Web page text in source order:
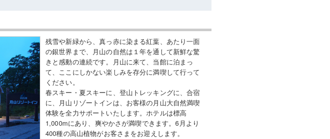
残雪や新緑から、真っ赤に染まる紅葉、あたり一面
の銀世界まで、月山の自然は１年を通して新鮮な驚
きと感動の連続です。月山に来て、当館に泊まっ
て、ここにしかない楽しみを存分に満喫して行って
ください。
春スキー・夏スキーに、登山トレッキングに、合宿
に、月山リゾートインは、お客様の月山大自然満喫
体験を全力サポートいたします。ホテルは標高
1,000mにあり、爽やかさが満喫できます。6月より
400種の高山植物がお客さまをお迎えします。